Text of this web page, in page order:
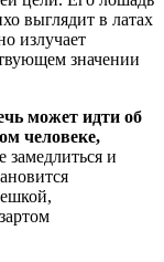
выглядит в латах
излучает
значении
может идти об
человеке,
замедлиться и